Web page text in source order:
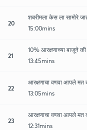
20
शबरीमला केस ला सामोरे
15:00mins
21
10% आरक्षणाच्या बाजूने की
13:45mins
22
आरक्षणाचा वणवा आपले मत
13:05mins
23
आरक्षणाचा वणवा आपले मत
12:31mins